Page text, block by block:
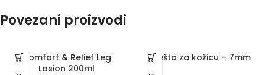
Povezani proizvodi
Comfort & Relief Leg
Losion 200ml
Kliješta za kožicu – 7mm